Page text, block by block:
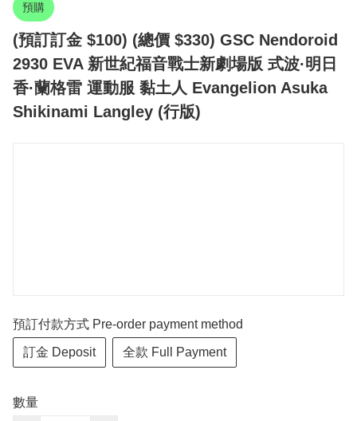
預購
(預訂訂金 $100) (總價 $330) GSC Nendoroid
2930 EVA 新世紀福音戰士新劇場版 式波·明日
香·蘭格雷 運動服 黏土人 Evangelion Asuka
Shikinami Langley (行版)
預訂付款方式 Pre-order payment method
訂金 Deposit 全款 Full Payment
數量